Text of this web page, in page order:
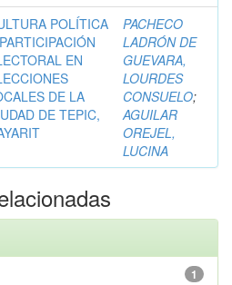
POLÍTICA
EN
DE LA
DE TEPIC,
PACHECO
LADRÓN DE
GUEVARA,
LOURDES
CONSUELO;
AGUILAR
OREJEL,
LUCINA
1